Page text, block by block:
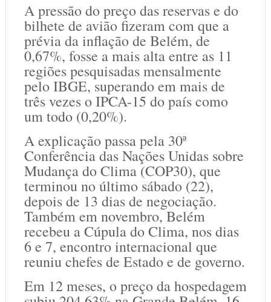
A pressão do preço das reservas e do
bilhete de avião fizeram com que a
prévia da inflação de Belém, de
0,67%, fosse a mais alta entre as 11
regiões pesquisadas mensalmente
pelo IBGE, superando em mais de
três vezes o IPCA-15 do país como
um todo (0,20%).
A explicação passa pela 30ª
Conferência das Nações Unidas sobre
Mudança do Clima (COP30), que
terminou no último sábado (22),
depois de 13 dias de negociação.
Também em novembro, Belém
recebeu a Cúpula do Clima, nos dias
6 e 7, encontro internacional que
reuniu chefes de Estado e de governo.
Em 12 meses, o preço da hospedagem